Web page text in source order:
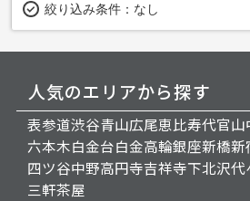
絞り込み条件： なし
人気のエリアから探す
表参道渋谷青山広尾恵比寿代官山
六本木白金台白金高輪銀座新橋新
四ツ谷中野高円寺吉祥寺下北沢代
三軒茶屋